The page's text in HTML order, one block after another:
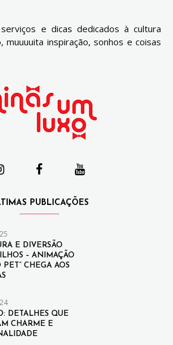
e dicas dedicados à cultura
muuuuita inspiração, sonhos e coisas
PUBLICAÇÕES
E DIVERSÃO
– ANIMAÇÃO
PET” CHEGA AOS
DETALHES QUE
CHARME E